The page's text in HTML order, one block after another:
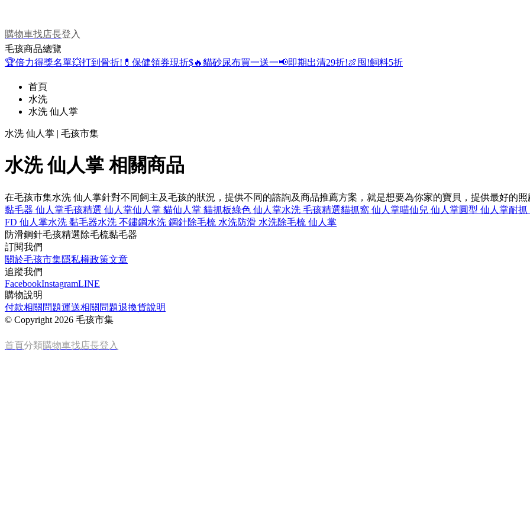
購物車找店長登入
毛孩商品總覽
🏆倍力得獎名單💥打到骨折! 💊保健領券現折$🔥貓砂尿布買一送一📢即期出清29折!🍖囤!飼料5折
首頁
水洗
水洗 仙人掌
水洗 仙人掌 | 毛孩市集
水洗 仙人掌 相關商品
在毛孩市集水洗 仙人掌針對不同飼主及毛孩的狀況，提供不同的諮詢及商品推薦方案，就是想要為你家的寶貝，提供最好的照
黏毛器 仙人掌毛孩精選 仙人掌仙人掌 貓仙人掌 貓抓板綠色 仙人掌水洗 毛孩精選貓抓窩 仙人掌喵仙兒 仙人掌圓型 仙人掌耐抓
FD 仙人掌水洗 黏毛器水洗 不鏽鋼水洗 鋼針除毛梳 水洗防滑 水洗除毛梳 仙人掌
防滑鋼針毛孩精選除毛梳黏毛器
訂閱我們
關於毛孩市集隱私權政策文章
追蹤我們
FacebookInstagramLINE
購物說明
付款相關問題運送相關問題退換貨說明
© Copyright 2026 毛孩市集
首頁分類購物車找店長登入